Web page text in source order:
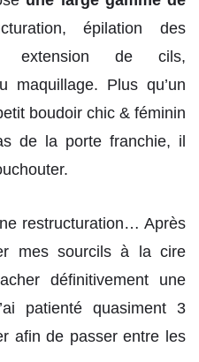
épilation des
extension de cils,
maquillage. Plus qu’un
boudoir chic & féminin
de la porte franchie, il
restructuration… Après
mes sourcils à la cire
définitivement une
patienté quasiment 3
afin de passer entre les